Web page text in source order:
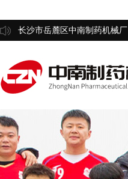
长沙市岳麓区中南制药机械厂